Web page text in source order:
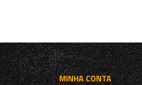
MINHA CONTA